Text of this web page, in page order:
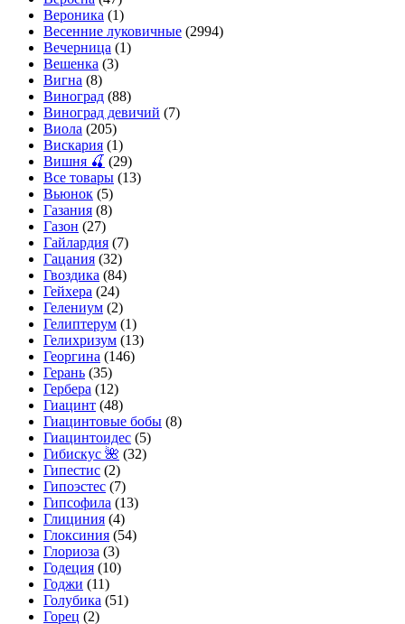
Вероника (1)
Весенние луковичные (2994)
Вечерница (1)
Вешенка (3)
Вигна (8)
Виноград (88)
Виноград девичий (7)
Виола (205)
Вискария (1)
Вишня 🍒 (29)
Все товары (13)
Вьюнок (5)
Газания (8)
Газон (27)
Гайлардия (7)
Гацания (32)
Гвоздика (84)
Гейхера (24)
Гелениум (2)
Гелиптерум (1)
Гелихризум (13)
Георгина (146)
Герань (35)
Гербера (12)
Гиацинт (48)
Гиацинтовые бобы (8)
Гиацинтоидес (5)
Гибискус 🌺 (32)
Гипестис (2)
Гипоэстес (7)
Гипсофила (13)
Глициния (4)
Глоксиния (54)
Глориоза (3)
Годеция (10)
Годжи (11)
Голубика (51)
Горец (2)